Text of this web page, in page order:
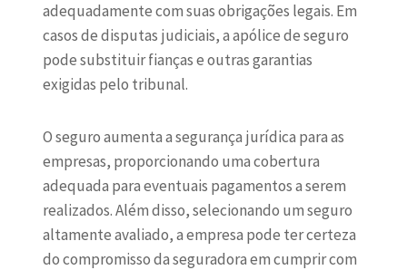
adequadamente com suas obrigações legais. Em
casos de disputas judiciais, a apólice de seguro
pode substituir fianças e outras garantias
exigidas pelo tribunal.
O seguro aumenta a segurança jurídica para as
empresas, proporcionando uma cobertura
adequada para eventuais pagamentos a serem
realizados. Além disso, selecionando um seguro
altamente avaliado, a empresa pode ter certeza
do compromisso da seguradora em cumprir com